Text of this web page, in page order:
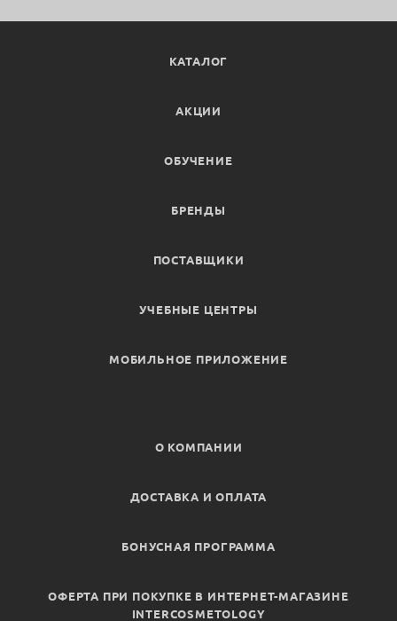
КАТАЛОГ
АКЦИИ
ОБУЧЕНИЕ
БРЕНДЫ
ПОСТАВЩИКИ
УЧЕБНЫЕ ЦЕНТРЫ
МОБИЛЬНОЕ ПРИЛОЖЕНИЕ
О КОМПАНИИ
ДОСТАВКА И ОПЛАТА
БОНУСНАЯ ПРОГРАММА
ОФЕРТА ПРИ ПОКУПКЕ В ИНТЕРНЕТ-МАГАЗИНЕ
INTERCOSMETOLOGY